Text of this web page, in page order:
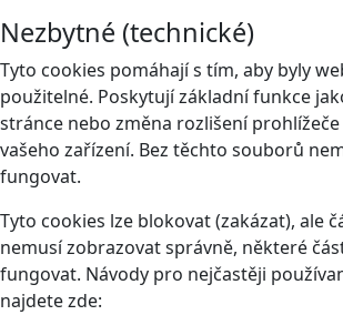
Nezbytné (technické)
Tyto cookies pomáhají s tím, aby byly
použitelné. Poskytují základní funkce
stránce nebo změna rozlišení
vašeho zařízení. Bez těchto souborů
fungovat.
Tyto cookies lze blokovat (zakázat), ale
nemusí zobrazovat správně, některé
fungovat. Návody pro nejčastěji
najdete zde: